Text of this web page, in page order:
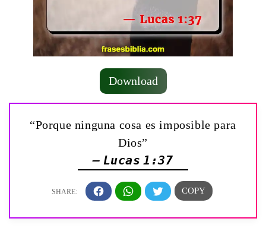
Download
“Porque ninguna cosa es imposible para
Dios”
— Lucas 1:37